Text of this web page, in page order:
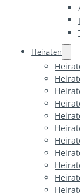
Heiraten